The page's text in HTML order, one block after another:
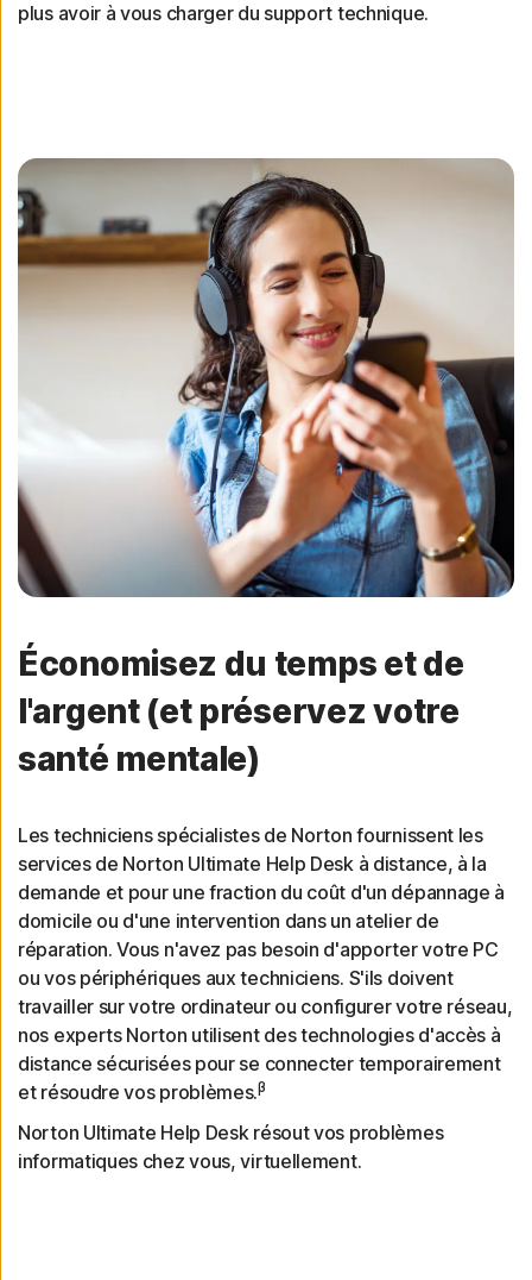
plus avoir à vous charger du support technique.
Économisez du temps et de
l'argent (et préservez votre
santé mentale)
Les techniciens spécialistes de Norton fournissent les
services de Norton Ultimate Help Desk à distance, à la
demande et pour une fraction du coût d'un dépannage à
domicile ou d'une intervention dans un atelier de
réparation. Vous n'avez pas besoin d'apporter votre PC
ou vos périphériques aux techniciens. S'ils doivent
travailler sur votre ordinateur ou configurer votre réseau,
nos experts Norton utilisent des technologies d'accès à
distance sécurisées pour se connecter temporairement
et résoudre vos problèmes.β
Norton Ultimate Help Desk résout vos problèmes
informatiques chez vous, virtuellement.